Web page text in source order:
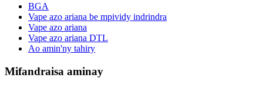
BGA
Vape azo ariana be mpividy indrindra
Vape azo ariana
Vape azo ariana DTL
Ao amin'ny tahiry
Mifandraisa aminay